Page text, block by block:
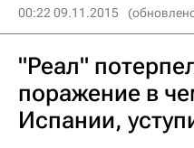
00:22 09.11.2015
"Реал"
поражение в
Испании,